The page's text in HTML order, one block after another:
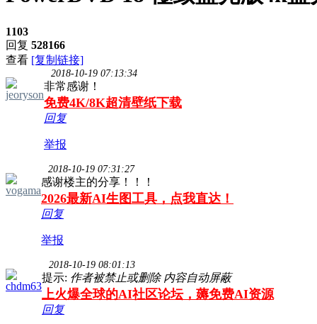
1103
回复 528166
查看 [复制链接]
jeoryson
2018-10-19 07:13:34
非常感谢！
免费4K/8K超清壁纸下载
回复
举报
vogama
2018-10-19 07:31:27
感谢楼主的分享！！！
2026最新AI生图工具，点我直达！
回复
举报
chdm63
2018-10-19 08:01:13
提示: 作者被禁止或删除 内容自动屏蔽
上火爆全球的AI社区论坛，薅免费AI资源
回复